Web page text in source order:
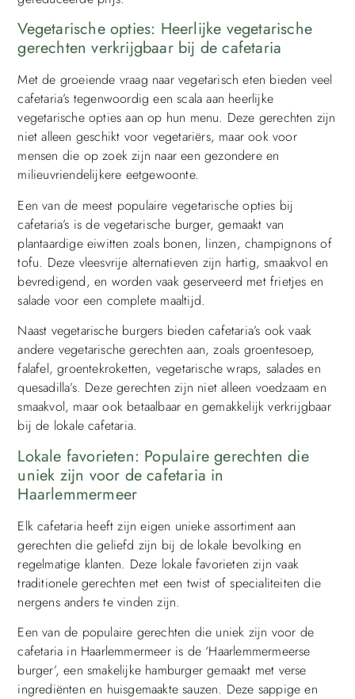
Vegetarische opties: Heerlijke vegetarische
gerechten verkrijgbaar bij de cafetaria
Met de groeiende vraag naar vegetarisch eten bieden veel
cafetaria’s tegenwoordig een scala aan heerlijke
vegetarische opties aan op hun menu. Deze gerechten zijn
niet alleen geschikt voor vegetariërs, maar ook voor
mensen die op zoek zijn naar een gezondere en
milieuvriendelijkere eetgewoonte.
Een van de meest populaire vegetarische opties bij
cafetaria’s is de vegetarische burger, gemaakt van
plantaardige eiwitten zoals bonen, linzen, champignons of
tofu. Deze vleesvrije alternatieven zijn hartig, smaakvol en
bevredigend, en worden vaak geserveerd met frietjes en
salade voor een complete maaltijd.
Naast vegetarische burgers bieden cafetaria’s ook vaak
andere vegetarische gerechten aan, zoals groentesoep,
falafel, groentekroketten, vegetarische wraps, salades en
quesadilla’s. Deze gerechten zijn niet alleen voedzaam en
smaakvol, maar ook betaalbaar en gemakkelijk verkrijgbaar
bij de lokale cafetaria.
Lokale favorieten: Populaire gerechten die
uniek zijn voor de cafetaria in
Haarlemmermeer
Elk cafetaria heeft zijn eigen unieke assortiment aan
gerechten die geliefd zijn bij de lokale bevolking en
regelmatige klanten. Deze lokale favorieten zijn vaak
traditionele gerechten met een twist of specialiteiten die
nergens anders te vinden zijn.
Een van de populaire gerechten die uniek zijn voor de
cafetaria in Haarlemmermeer is de ‘Haarlemmermeerse
burger’, een smakelijke hamburger gemaakt met verse
ingrediënten en huisgemaakte sauzen. Deze sappige en